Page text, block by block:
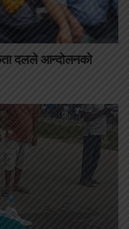
दलले आन्दोलनको